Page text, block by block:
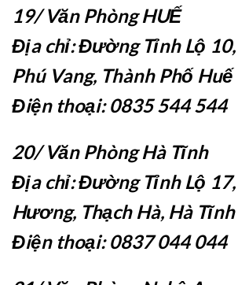
19/ Văn Phòng HUẾ
Địa chỉ: Đường Tỉnh Lộ
Phú Vang, Thành Phố Huế
Điện thoại: 0835 544 544
20/ Văn Phòng Hà Tĩnh
Địa chỉ: Đường Tỉnh Lộ 17,
Hương, Thạch Hà, Hà Tĩnh
Điện thoại: 0837 044 044